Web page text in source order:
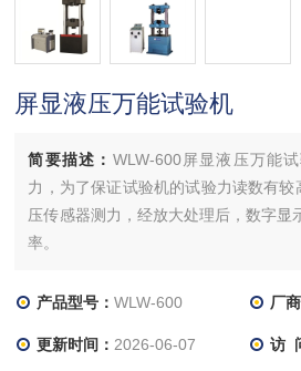
屏显液压万能试验机
简要描述： WLW-600屏显液压万能
力，为了保证试验机的试验力读数有
压传感器测力，经放大处理后，数字显
率。
产品型号：WLW-600 厂
更新时间： 2026-06-07 访